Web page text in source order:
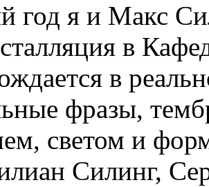
год я и Макс
в
в
фразы,
светом и
Силинг,